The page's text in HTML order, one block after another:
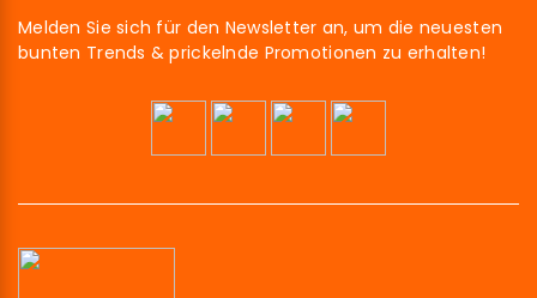
Melden Sie sich für den Newsletter an, um die neuesten
bunten Trends & prickelnde Promotionen zu erhalten!